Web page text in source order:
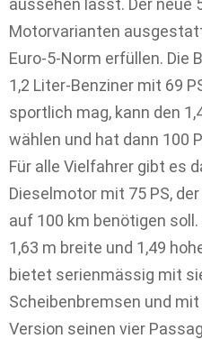
Motorvarianten
Euro-5-Norm erfüllen. Die
1,2 Liter-Benziner mit 69
sportlich mag, kann den
wählen und hat dann 100
Für alle Vielfahrer gibt es
Dieselmotor mit 75 PS,
auf 100 km benötigen soll.
1,63 m breite und 1,49
bietet serienmässig mit
Scheibenbremsen und mit
Version seinen vier